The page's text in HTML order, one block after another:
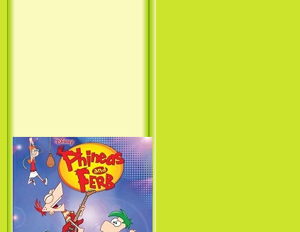
Фархат: Принц Персии /
Farhat: The Prince of the